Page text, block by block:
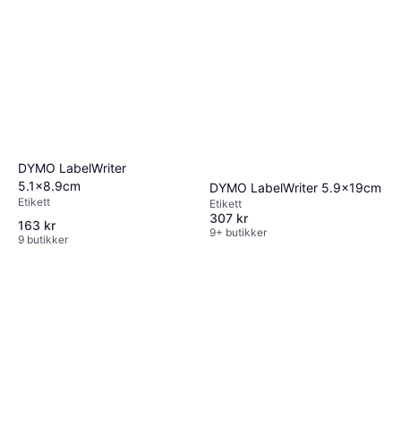
DYMO LabelWriter
5.1x8.9cm
Etikett
163 kr
9 butikker
DYMO LabelWriter 5.9x19cm
Etikett
307 kr
9+ butikker